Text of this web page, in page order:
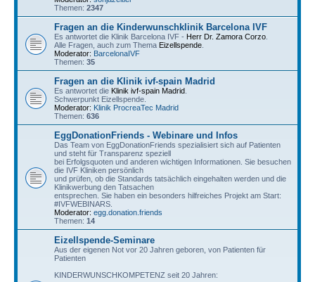
Themen: 2347
Fragen an die Kinderwunschklinik Barcelona IVF
Es antwortet die Klinik Barcelona IVF - Herr Dr. Zamora Corzo
Alle Fragen, auch zum Thema Eizellspende
Moderator: BarcelonaIVF
Themen: 35
Fragen an die Klinik ivf-spain Madrid
Es antwortet die Klinik ivf-spain Madrid
Schwerpunkt Eizellspende.
Moderator: Klinik ProcreaTec Madrid
Themen: 636
EggDonationFriends - Webinare und Infos
Das Team von EggDonationFriends spezialisiert sich auf Patienten
und steht für Transparenz speziell
bei Erfolgsquoten und anderen wichtigen Informationen. Sie besuchen
die IVF Kliniken persönlich
und prüfen, ob die Standards tatsächlich eingehalten werden und die
Klinikwerbung den Tatsachen
entsprechen. Sie haben ein besonders hilfreiches Projekt am Start:
#IVFWEBINARS.
Moderator: egg.donation.friends
Themen: 14
Eizellspende-Seminare
Aus der eigenen Not vor 20 Jahren geboren, von Patienten für
Patienten
KINDERWUNSCHKOMPETENZ seit 20 Jahren: